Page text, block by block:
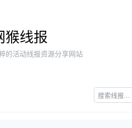
猴线报
的活动线报资源分享网站